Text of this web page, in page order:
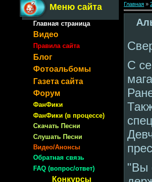
Меню сайта
Главная страница
Видео
Правила сайта
Блог
Фотоальбомы
Газета сайта
Форум
ФанФики
ФанФики (в процессе)
Скачать Песни
Слушать Песни
Видео/Анонсы
Обратная связь
FAQ (вопрос/ответ)
Конкурсы
Главная »
С
"Вы